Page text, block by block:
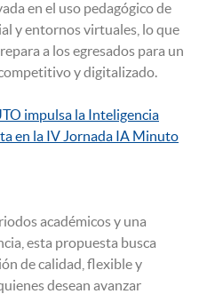
en el uso pedagógico de
y entornos virtuales, lo que
a los egresados para un
y digitalizado.
impulsa la Inteligencia
en la IV Jornada IA Minuto
académicos y una
esta propuesta busca
de calidad, flexible y
desean avanzar